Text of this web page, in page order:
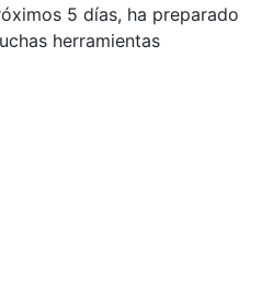
5 días, ha preparado
herramientas